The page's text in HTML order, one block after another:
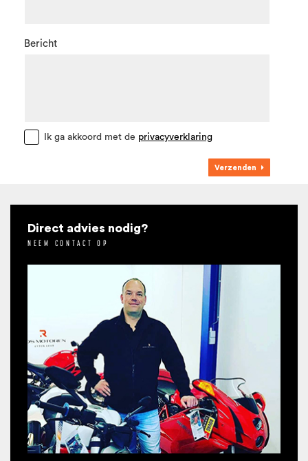
Bericht
Ik ga akkoord met de privacyverklaring
Verzenden
Direct advies nodig?
NEEM CONTACT OP